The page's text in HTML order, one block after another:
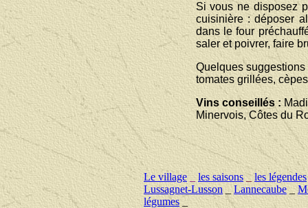
Si vous ne disposez
cuisinière : déposer
dans le four
saler et poivrer, faire
Quelques
tomates grillées,
Vins conseillés :
Minervois, Côtes du
Le village _ les saisons_les légendes
Lussagnet-Lusson_ Lannecaube _
légumes